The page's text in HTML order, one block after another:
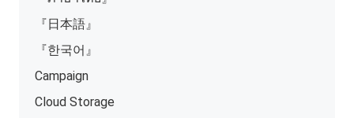
『日本語』
『한국어』
Campaign
Cloud Storage